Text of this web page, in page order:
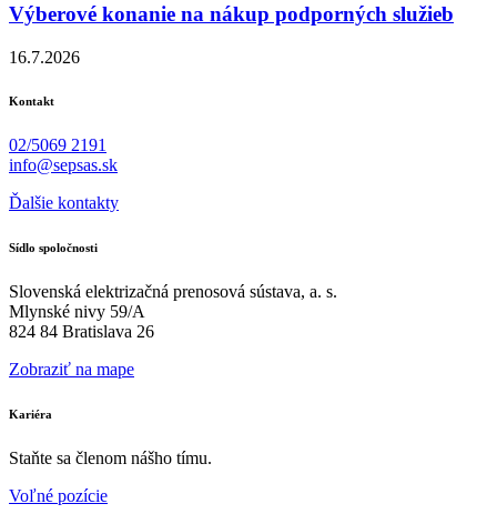
Výberové konanie na nákup podporných služieb
16.7.2026
Kontakt
02/5069 2191
info@sepsas.sk
Ďalšie kontakty
Sídlo spoločnosti
Slovenská elektrizačná prenosová sústava, a. s.
Mlynské nivy 59/A
824 84 Bratislava 26
Zobraziť na mape
Kariéra
Staňte sa členom nášho tímu.
Voľné pozície